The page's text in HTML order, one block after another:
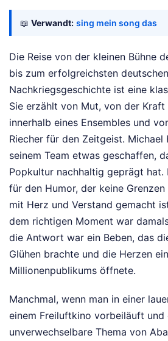
📖 Verwandt: sing mein song das
Die Reise von der kleinen Bühne
bis zum erfolgreichsten
Nachkriegsgeschichte ist eine
Sie erzählt von Mut, von der
innerhalb eines Ensembles und
Riecher für den Zeitgeist. Michael
seinem Team etwas geschaffen,
Popkultur nachhaltig geprägt hat.
für den Humor, der keine
mit Herz und Verstand gemacht
dem richtigen Moment war
die Antwort war ein Beben, das
Glühen brachte und die Herzen
Millionenpublikums öffnete.
Manchmal, wenn man in einer
einem Freiluftkino vorbeiläuft und
unverwechselbare Thema von